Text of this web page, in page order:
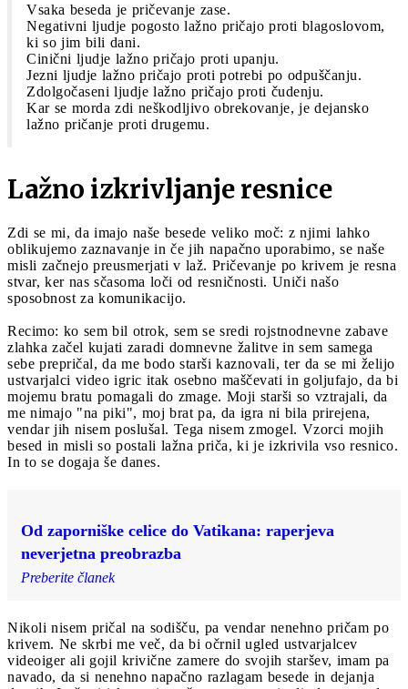
Vsaka beseda je pričevanje zase.
Negativni ljudje pogosto lažno pričajo proti blagoslovom,
ki so jim bili dani.
Cinični ljudje lažno pričajo proti upanju.
Jezni ljudje lažno pričajo proti potrebi po odpuščanju.
Zdolgočaseni ljudje lažno pričajo proti čudenju.
Kar se morda zdi neškodljivo obrekovanje, je dejansko
lažno pričanje proti drugemu.
Lažno izkrivljanje resnice
Zdi se mi, da imajo naše besede veliko moč: z njimi lahko
oblikujemo zaznavanje in če jih napačno uporabimo, se naše
misli začnejo preusmerjati v laž. Pričevanje po krivem je resna
stvar, ker nas sčasoma loči od resničnosti. Uniči našo
sposobnost za komunikacijo.
Recimo: ko sem bil otrok, sem se sredi rojstnodnevne zabave
zlahka začel kujati zaradi domnevne žalitve in sem samega
sebe prepričal, da me bodo starši kaznovali, ter da se mi želijo
ustvarjalci video igric itak osebno maščevati in goljufajo, da bi
mojemu bratu pomagali do zmage. Moji starši so vztrajali, da
me nimajo "na piki", moj brat pa, da igra ni bila prirejena,
vendar jih nisem poslušal. Tega nisem zmogel. Vzorci mojih
besed in misli so postali lažna priča, ki je izkrivila vso resnico.
In to se dogaja še danes.
Od zaporniške celice do Vatikana: raperjeva
neverjetna preobrazba
Preberite članek
Nikoli nisem pričal na sodišču, pa vendar nenehno pričam po
krivem. Ne skrbi me več, da bi očrnil ugled ustvarjalcev
videoiger ali gojil krivične zamere do svojih staršev, imam pa
navado, da si nenehno napačno razlagam besede in dejanja